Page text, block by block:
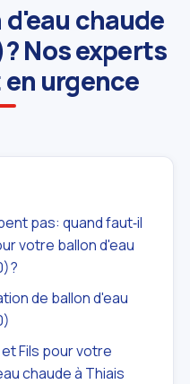
chaude
Nos experts
urgence
pas: quand faut‑il
votre ballon d'eau
de ballon d'eau
Fils pour votre
chaude à Thiais